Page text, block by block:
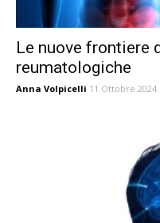
Le nuove frontiere
reumatologiche
Anna Volpicelli 11 Ottobre 2024